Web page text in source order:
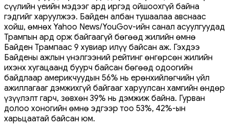
сүүлийн үеийн мэдээг ард иргэд ойшоохгүй байна
гэдгийг харуулжээ. Байден албан тушаалаа авснаас
хойш, өмнөх Yahoo News/YouGov-ийн санал асуулгуудад
Трампын ард орж байгаагүй бөгөөд жилийн өмнө
Байден Трампаас 9 хувиар илүү байсан аж. Гэхдээ
Байдены ажлын үнэлгээний рейтинг өнгөрсөн жилийн
ихэнх хугацаанд буурч байсан бөгөөд одоогийн
байдлаар америкчуудын 56% нь ерөнхийлөгчийн үйл
ажиллагааг дэмжихгүй байгааг харуулсан хамгийн өндөр
үзүүлэлт гарч, зөвхөн 39% нь дэмжиж байна. Гурван
долоо хоногийн өмнө эдгээр тоо 53%, 42%-ын
харьцаатай байсан юм.